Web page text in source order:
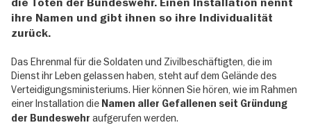
die Toten der Bundeswehr. Einen Installation nennt
ihre Namen und gibt ihnen so ihre Individualität
zurück.
Das Ehrenmal für die Soldaten und Zivilbeschäftigten, die im
Dienst ihr Leben gelassen haben, steht auf dem Gelände des
Verteidigungsministeriums. Hier können Sie hören, wie im Rahmen
einer Installation die Namen aller Gefallenen seit Gründung
der Bundeswehr aufgerufen werden.